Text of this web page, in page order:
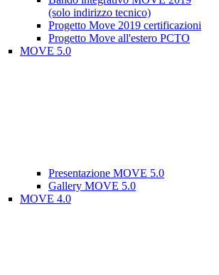
(solo indirizzo tecnico)
Progetto Move 2019 certificazioni
Progetto Move all'estero PCTO
MOVE 5.0
Presentazione MOVE 5.0
Gallery MOVE 5.0
MOVE 4.0